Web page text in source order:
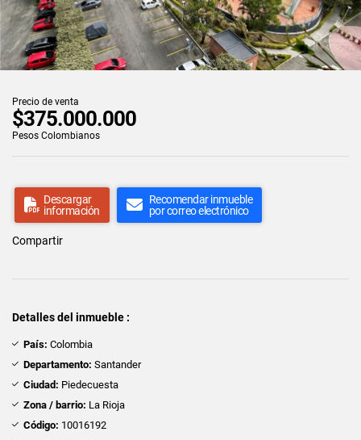
Precio de venta
$375.000.000
Pesos Colombianos
Descargar
información
Recomendar inmueble
por correo electrónico
Compartir
Detalles del inmueble :
País: Colombia
Departamento: Santander
Ciudad: Piedecuesta
Zona / barrio: La Rioja
Código: 10016192